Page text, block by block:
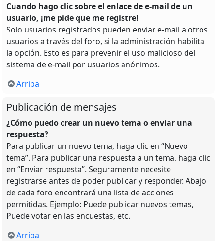
Cuando hago clic sobre el enlace de e-mail de un
usuario, ¡me pide que me registre!
Solo usuarios registrados pueden enviar e-mail a otros
usuarios a través del foro, si la administración habilita
la opción. Esto es para prevenir el uso malicioso del
sistema de e-mail por usuarios anónimos.
Arriba
Publicación de mensajes
¿Cómo puedo crear un nuevo tema o enviar una
respuesta?
Para publicar un nuevo tema, haga clic en “Nuevo
tema”. Para publicar una respuesta a un tema, haga clic
en “Enviar respuesta”. Seguramente necesite
registrarse antes de poder publicar y responder. Abajo
de cada foro encontrará una lista de acciones
permitidas. Ejemplo: Puede publicar nuevos temas,
Puede votar en las encuestas, etc.
Arriba